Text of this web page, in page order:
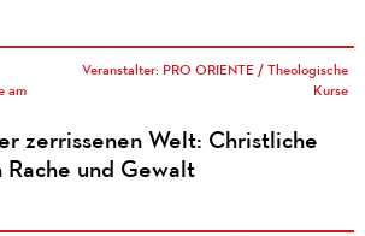
am
Veranstalter: PRO ORIENTE / Theologische
Kurse
zerrissenen Welt: Christliche
Rache und Gewalt